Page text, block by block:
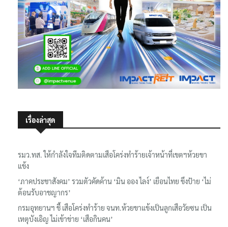
เรื่องล่าสุด
รมว.ทส. ให้กำลังใจทีมติดตามเสือโคร่งทำร้ายเจ้าหน้าที่เขตฯห้วยขา
แข้ง
‘ภาคประชาสังคม’ รวมตัวคัดค้าน ‘มิน ออง ไลง์’ เยือนไทย ขึงป้าย ‘ไม่
ต้อนรับอาชญากร’
กรมอุทยานฯ ชี้ เสือโคร่งทำร้าย จนท.ห้วยขาแข้งเป็นลูกเสือวัยซน เป็น
เหตุบังเอิญ ไม่เข้าข่าย ‘เสือกินคน’